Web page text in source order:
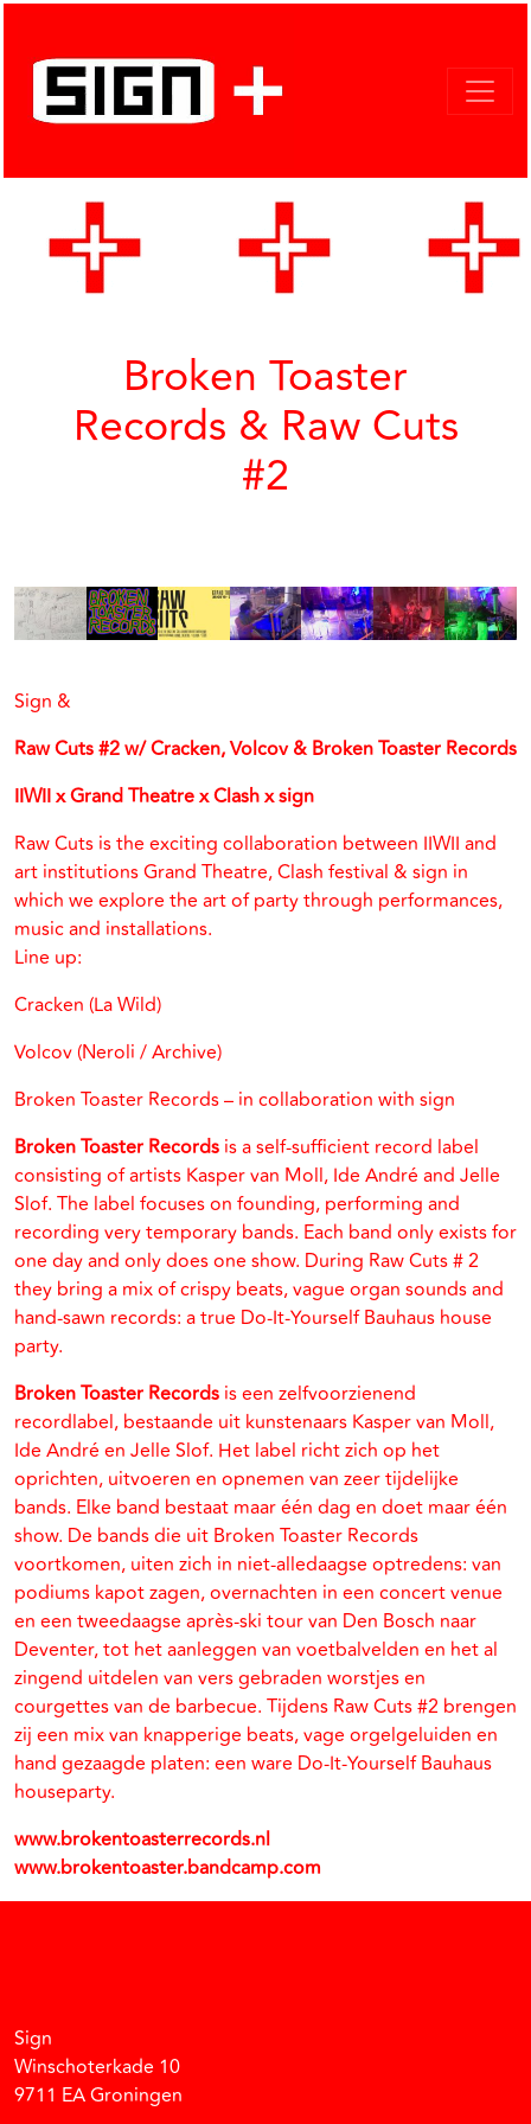
Broken Toaster
Records & Raw Cuts
#2
Sign &
Raw Cuts #2 w/ Cracken, Volcov & Broken Toaster Records
IIWII x Grand Theatre x Clash x sign
Raw Cuts is the exciting collaboration between IIWII and
art institutions Grand Theatre, Clash festival & sign in
which we explore the art of party through performances,
music and installations.
Line up:
Cracken (La Wild)
Volcov (Neroli / Archive)
Broken Toaster Records – in collaboration with sign
Broken Toaster Records is a self-sufficient record label
consisting of artists Kasper van Moll, Ide André and Jelle
Slof. The label focuses on founding, performing and
recording very temporary bands. Each band only exists for
one day and only does one show. During Raw Cuts # 2
they bring a mix of crispy beats, vague organ sounds and
hand-sawn records: a true Do-It-Yourself Bauhaus house
party.
Broken Toaster Records is een zelfvoorzienend
recordlabel, bestaande uit kunstenaars Kasper van Moll,
Ide André en Jelle Slof. Het label richt zich op het
oprichten, uitvoeren en opnemen van zeer tijdelijke
bands. Elke band bestaat maar één dag en doet maar één
show. De bands die uit Broken Toaster Records
voortkomen, uiten zich in niet-alledaagse optredens: van
podiums kapot zagen, overnachten in een concert venue
en een tweedaagse après-ski tour van Den Bosch naar
Deventer, tot het aanleggen van voetbalvelden en het al
zingend uitdelen van vers gebraden worstjes en
courgettes van de barbecue. Tijdens Raw Cuts #2 brengen
zij een mix van knapperige beats, vage orgelgeluiden en
hand gezaagde platen: een ware Do-It-Yourself Bauhaus
houseparty.
www.brokentoasterrecords.nl
www.brokentoaster.bandcamp.com
Sign
Winschoterkade 10
9711 EA Groningen